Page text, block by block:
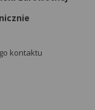
kontaktu